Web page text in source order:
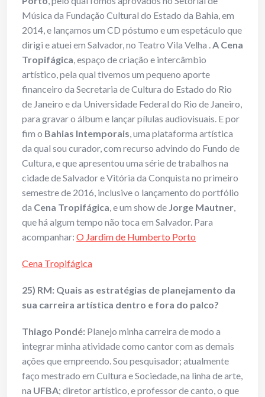
Música da Fundação Cultural do Estado da Bahia, em
2014, e lançamos um CD póstumo e um espetáculo que
dirigi e atuei em Salvador, no Teatro Vila Velha .A Cena
Tropifágica, espaço de criação e intercâmbio
artístico, pela qual tivemos um pequeno aporte
financeiro da Secretaria de Cultura do Estado do Rio
de Janeiro e da Universidade Federal do Rio de Janeiro,
para gravar o álbum e lançar pílulas audiovisuais. E por
fim o Bahias Intemporais, uma plataforma artística
da qual sou curador, com recurso advindo do Fundo de
Cultura, e que apresentou uma série de trabalhos na
cidade de Salvador e Vitória da Conquista no primeiro
semestre de 2016, inclusive o lançamento do portfólio
da Cena Tropifágica, e um show de Jorge Mautner,
que há algum tempo não toca em Salvador. Para
acompanhar: O Jardim de Humberto Porto
Cena Tropifágica
25) RM: Quais as estratégias de planejamento da
sua carreira artística dentro e fora do palco?
Thiago Pondé: Planejo minha carreira de modo a
integrar minha atividade como cantor com as demais
ações que empreendo. Sou pesquisador; atualmente
faço mestrado em Cultura e Sociedade, na linha de arte,
na UFBA; diretor artístico, e professor de canto, o que